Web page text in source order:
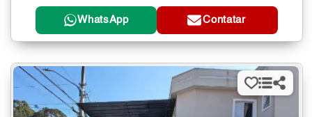
WhatsApp Contatar